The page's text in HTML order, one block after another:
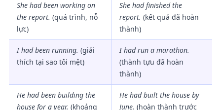
She had been working on
the report. (quá trình, nỗ
lực)
She had finishedthe
report. (kết quả đã hoàn
thành)
Ihad been running. (giải
thích tại sao tôi mệt)
Ihad run a marathon.
(thành tựu đã hoàn
thành)
He had been building the
house for a year. (khoảng
He had built the house by
June. (hoàn thành trước